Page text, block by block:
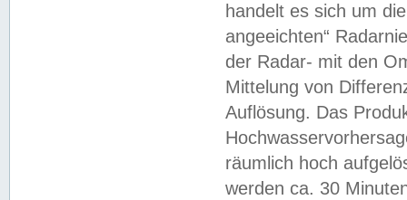
handelt es sich um
angeeichten“
der Radar- mit den
Mittelung von
Auflösung. Das
räumlich hoch
werden ca. 30